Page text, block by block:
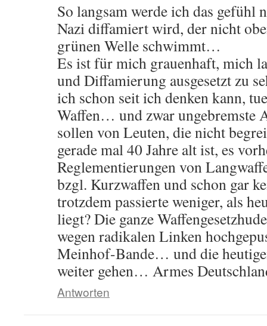
So langsam werde ich das gefühl
Nazi diffamiert wird, der nicht
grünen Welle schwimmt…
Es ist für mich grauenhaft, mich
und Diffamierung ausgesetzt zu
ich schon seit ich denken kann,
Waffen… und zwar ungebremste
sollen von Leuten, die nicht
gerade mal 40 Jahre alt ist, es
Reglementierungen von
bzgl. Kurzwaffen und schon gar
trotzdem passierte weniger, als
liegt? Die ganze
wegen radikalen Linken
Meinhof-Bande… und die
weiter gehen… Armes
Antworten